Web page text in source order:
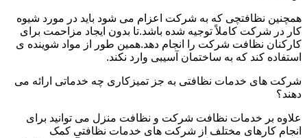
همچنین نظافتچی که به شرکت اعزام می شود باید در مورد شیوه
کار در شرکت کاملاً توجیه شده باشد.تا بدون ایجاد مزاحمت برای
کارکنان نظافت شرکت را انجام دهد.همین طور از مواد شوینده ی
استفاده کند که به ساختمان آسیبی وارد نکند.
شرکت های خدمات نظافتی به جز تمیزکاری چه خدماتی ارائه می
دهند؟
علاوه بر خدمات نظافت شرکت و نظافت منزل می توانید برای
انجام کارهای مختلف از شرکت های خدمات نظافتی کمک